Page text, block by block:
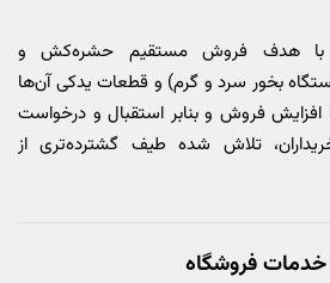
با هدف فروش مستقیم حشره‌کش و
بخور سرد و گرم) و قطعات یدکی آن‌ها
افزایش فروش و بنابر استقبال و درخواست
تلاش شده طیف گشترده‌تری از
خدمات فروشگاه